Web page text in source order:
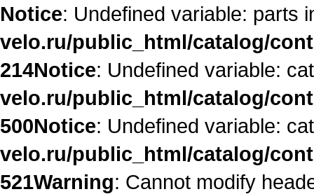
Notice: Undefined variable: parts
velo.ru/public_html/catalog/
214Notice: Undefined variable:
velo.ru/public_html/catalog/
500Notice: Undefined variable:
velo.ru/public_html/catalog/
521Warning: Cannot modify